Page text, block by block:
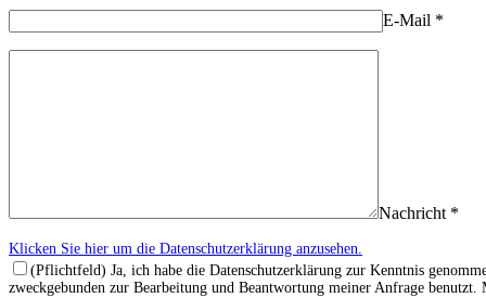
E-Mail *
Nachricht *
Klicken Sie hier um die Datenschutzerklärung anzusehen.
(Pflichtfeld) Ja, ich habe die Datenschutzerklärung zur Kenntnis
zweckgebunden zur Bearbeitung und Beantwortung meiner Anfrage